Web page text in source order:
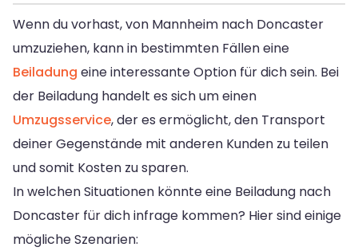
Wenn du vorhast, von Mannheim nach Doncaster
umzuziehen, kann in bestimmten Fällen eine
Beiladung eine interessante Option für dich sein. Bei
der Beiladung handelt es sich um einen
Umzugsservice, der es ermöglicht, den Transport
deiner Gegenstände mit anderen Kunden zu teilen
und somit Kosten zu sparen.
In welchen Situationen könnte eine Beiladung nach
Doncaster für dich infrage kommen? Hier sind einige
mögliche Szenarien: